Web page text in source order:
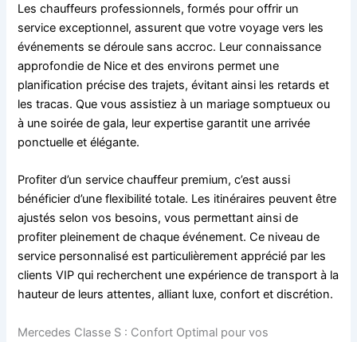
Les chauffeurs professionnels, formés pour offrir un
service exceptionnel, assurent que votre voyage vers les
événements se déroule sans accroc. Leur connaissance
approfondie de Nice et des environs permet une
planification précise des trajets, évitant ainsi les retards et
les tracas. Que vous assistiez à un mariage somptueux ou
à une soirée de gala, leur expertise garantit une arrivée
ponctuelle et élégante.
Profiter d’un service chauffeur premium, c’est aussi
bénéficier d’une flexibilité totale. Les itinéraires peuvent être
ajustés selon vos besoins, vous permettant ainsi de
profiter pleinement de chaque événement. Ce niveau de
service personnalisé est particulièrement apprécié par les
clients VIP qui recherchent une expérience de transport à la
hauteur de leurs attentes, alliant luxe, confort et discrétion.
Mercedes Classe S : Confort Optimal pour vos